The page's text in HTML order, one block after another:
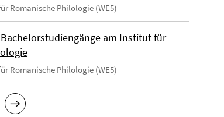
Romanische Philologie (WE5)
am Institut für
Romanische Philologie (WE5)